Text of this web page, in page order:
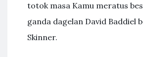
totok masa Kamu meratus
ganda dagelan David Baddiel
Skinner.